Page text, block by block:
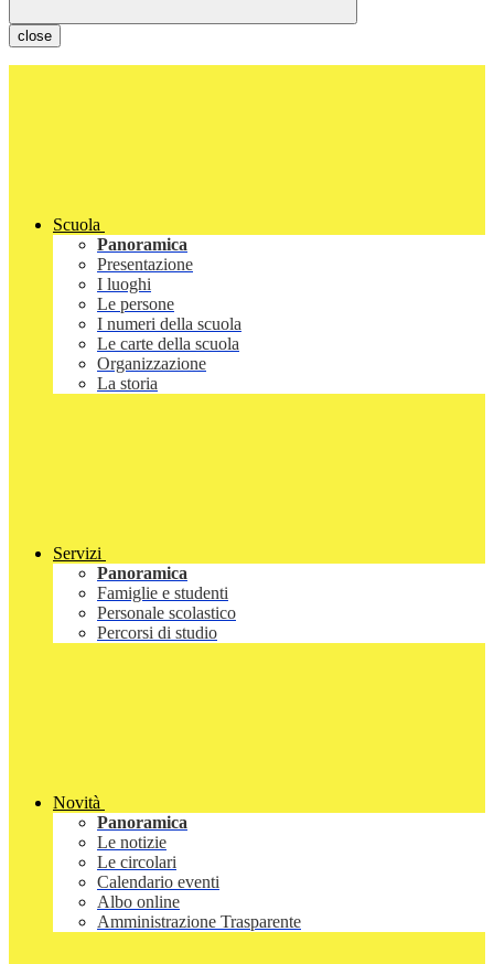
close
Scuola
Panoramica
Presentazione
I luoghi
Le persone
I numeri della scuola
Le carte della scuola
Organizzazione
La storia
Servizi
Panoramica
Famiglie e studenti
Personale scolastico
Percorsi di studio
Novità
Panoramica
Le notizie
Le circolari
Calendario eventi
Albo online
Amministrazione Trasparente